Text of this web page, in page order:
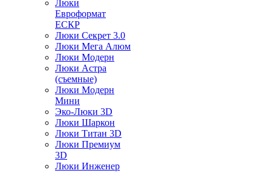
Люки
Евроформат
ЕСКР
Люки Секрет 3.0
Люки Мега Алюм
Люки Модерн
Люки Астра
(съемные)
Люки Модерн
Мини
Эко-Люки 3D
Люки Шаркон
Люки Титан 3D
Люки Премиум
3D
Люки Инженер